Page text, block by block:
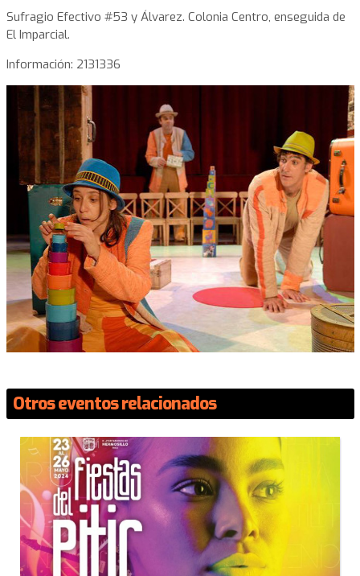
Sufragio Efectivo #53 y Álvarez. Colonia Centro, enseguida de
El Imparcial.
Información: 2131336
Otros eventos relacionados